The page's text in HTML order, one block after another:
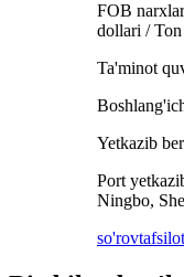
FOB
dollari / Ton
Ta'minot
Yetkazib
Port
Ningbo,
so'rovtafsilot